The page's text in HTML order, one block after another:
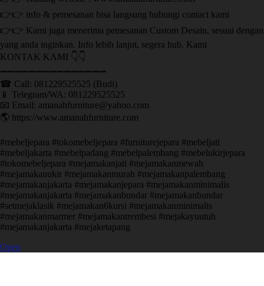
👉👉 info & pemesanan bisa langsung hubungi contact kami
👉👉 Kami juga menerima pemesanan Custom Desain, sesuai dengan
yang anda inginkan. Info lebih lanjut, segera hub. Kami
KONTAK KAMI 👇👇
➖➖➖➖➖➖➖➖➖➖➖➖➖➖➖ ㅤ
☎ Call: 081229525525 (Budi)
📱 Telegram/WA: 081229525525
📧 Email: amanahfurniture@yahoo.com
🌎 https://www.amanahfurniture.com
#mebeljepara #tokomebeljepara #furniturejepara #mebeljati
#mebeljakarta #mebelpadang #mebelpalembang #mebelukirjepara
#tokomebeljepara #mejamakanjati #mejamakanmewah
#mejamakanukir #mejamakanmurah #mejamakanpalembang
#mejamakanjakarta #mejamakanjepara #mejamakanminimalis
#mejamakanjakarta #mejamakanbundar #mejamakanbundar
#setmejaklasik #mejamakan6kursi #mejamakanminimalis
#mejamakanmarmer #mejamakantrembesi #mejakayuutuh
#mejamakanjakarta #mejaketapang
Open